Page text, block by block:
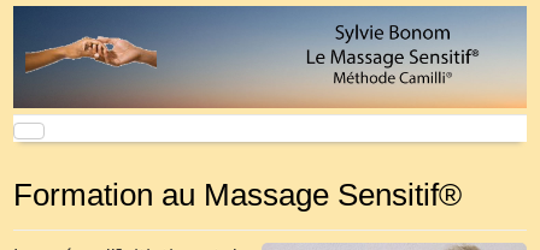
Formation au Massage Sensitif®